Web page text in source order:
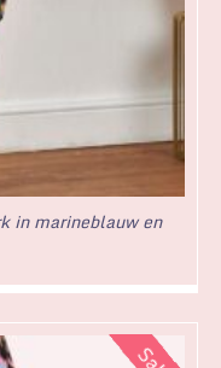
in marineblauw en